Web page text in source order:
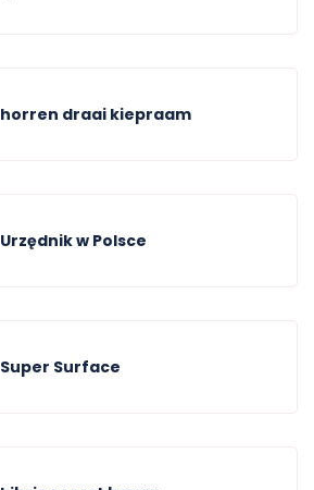
horren draai kiepraam
Urzędnik w Polsce
Super Surface